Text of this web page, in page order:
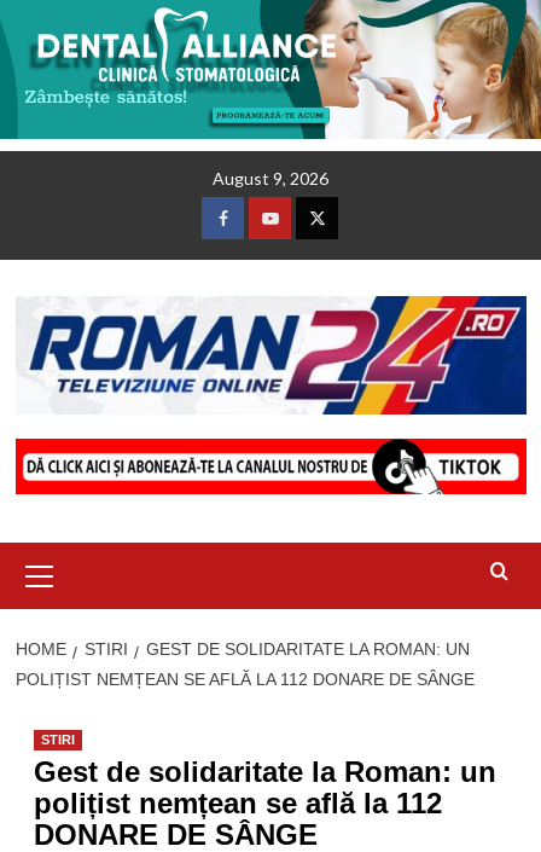
August 9, 2026
FacebookYoutubeTwitter
Menu
HOME STIRI
GEST DE SOLIDARITATE LA ROMAN: UN
POLIȚIST NEMȚEAN SE AFLĂ LA 112 DONARE DE SÂNGE
STIRI
Gest de solidaritate la Roman: un
polițist nemțean se află la 112
DONARE DE SÂNGE